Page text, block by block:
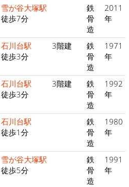
雪が谷大塚駅
徒歩7分
鉄
骨
造
2011
年
石川台駅
徒歩3分
3階建
鉄
骨
造
1971
年
石川台駅
徒歩3分
3階建
鉄
骨
造
1992
年
石川台駅
徒歩1分
鉄
骨
造
1980
年
雪が谷大塚駅
徒歩5分
鉄
骨
造
1991
年